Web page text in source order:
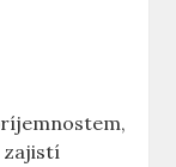
zajistí